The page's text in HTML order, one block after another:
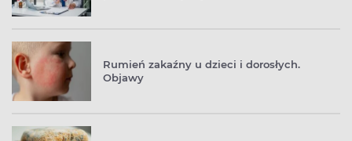
Rumień zakaźny u dzieci i dorosłych.
Objawy